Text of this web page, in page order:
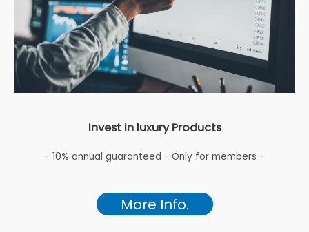
Invest in luxury Products
- 10% annual guaranteed - Only for members -
More Info.